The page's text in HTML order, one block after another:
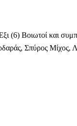
(6) Βοιωτοί και
Σπύρος Μίχος,